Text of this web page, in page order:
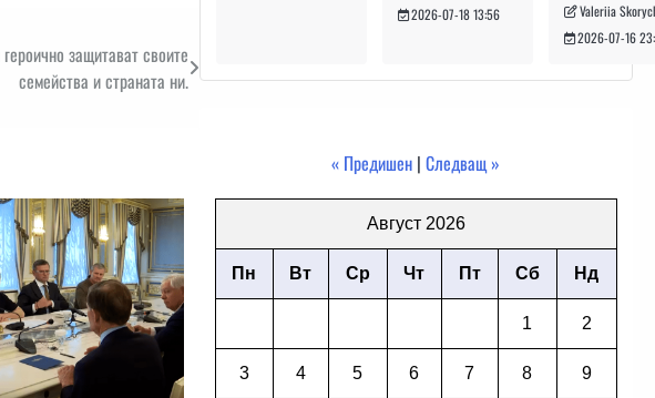
защитават своите
семейства и страната ни.
2026-07-18 13:56
Valeriia
2026-07-16
« Предишен |Следващ »
Август 2026
Пн Вт Ср Чт Пт Сб Нд
1 2
3 4 5 6 7 8 9